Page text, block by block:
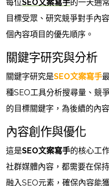
每位SEO文案寫手的一天通
目標受眾、研究競爭對手內
個內容項目的優先順序。
關鍵字研究與分析
關鍵字研究是SEO文案寫手
種SEO工具分析搜尋量、競
的目標關鍵字，為後續的內
內容創作與優化
這是SEO文案寫手的核心工
社群媒體內容，都需要在保
融入SEO元素，確保內容能